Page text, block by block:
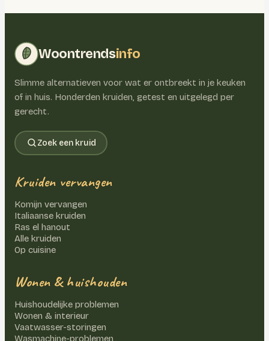
Woontrendsinfo
Slimme alternatieven voor wat er ontbreekt in je keuken
of in huis. Honderden kruiden, getest en uitgelegd per
gerecht.
Zoek een kruid
Kruiden vervangen
Komijn vervangen
Italiaanse kruiden
Ras el hanout
Alle kruiden
Op cuisine
Wonen & huishouden
Huishoudelijke problemen
Wonen & interieur
Vaatwasser-storingen
Wasmachine-problemen